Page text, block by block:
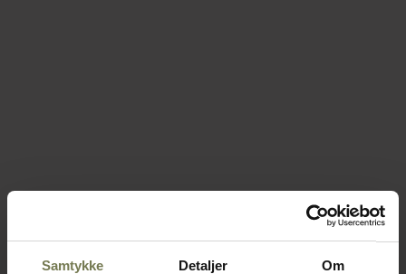
Samtykke Detaljer Om